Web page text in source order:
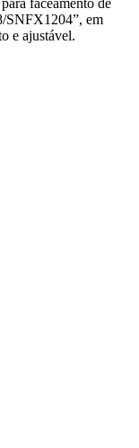
para faceamento de
SNFX1204”, em
e ajustável.